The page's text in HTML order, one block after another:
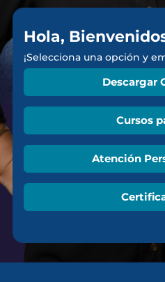
Hola,
¡Selecciona una opción y
Descargar
Cursos
Atención